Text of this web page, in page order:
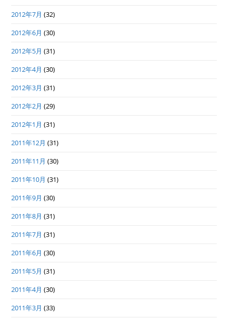
2012年7月 (32)
2012年6月 (30)
2012年5月 (31)
2012年4月 (30)
2012年3月 (31)
2012年2月 (29)
2012年1月 (31)
2011年12月 (31)
2011年11月 (30)
2011年10月 (31)
2011年9月 (30)
2011年8月 (31)
2011年7月 (31)
2011年6月 (30)
2011年5月 (31)
2011年4月 (30)
2011年3月 (33)